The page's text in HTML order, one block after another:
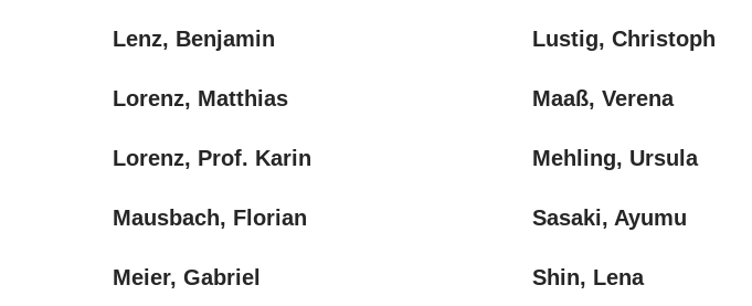
Lenz, Benjamin
Lorenz, Matthias
Lorenz, Prof. Karin
Mausbach, Florian
Meier, Gabriel
Lustig, Christoph
Maaß, Verena
Mehling, Ursula
Sasaki, Ayumu
Shin, Lena